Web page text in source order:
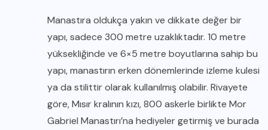
Manastıra oldukça yakın ve dikkate değer bir
yapı, sadece 300 metre uzaklıktadır. 10 metre
yüksekliğinde ve 6×5 metre boyutlarına sahip bu
yapı, manastırın erken dönemlerinde izleme kulesi
ya da stilittir olarak kullanılmış olabilir. Rivayete
göre, Mısır kralının kızı, 800 askerle birlikte Mor
Gabriel Manastırı’na hediyeler getirmiş ve burada